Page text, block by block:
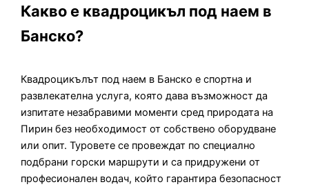
Какво е квадроцикъл под наем в
Банско?
Квадроцикълът под наем в Банско е спортна и
развлекателна услуга, която дава възможност да
изпитате незабравими моменти сред природата на
Пирин без необходимост от собствено оборудване
или опит. Туровете се провеждат по специално
подбрани горски маршрути и са придружени от
професионален водач, който гарантира безопасност